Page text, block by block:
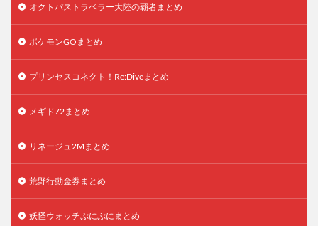
オクトパストラベラー大陸の覇者まとめ
ポケモンGOまとめ
プリンセスコネクト！Re:Diveまとめ
メギド72まとめ
リネージュ2Mまとめ
荒野行動金券まとめ
妖怪ウォッチぷにぷにまとめ